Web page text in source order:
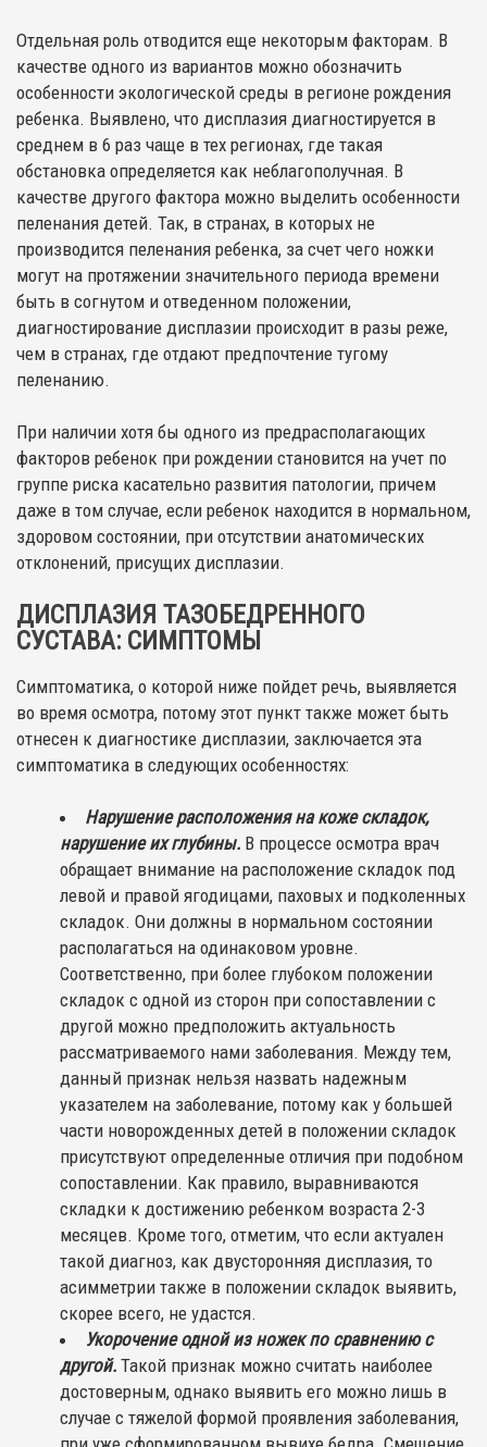
Отдельная роль отводится еще некоторым факторам. В
качестве одного из вариантов можно обозначить
особенности экологической среды в регионе рождения
ребенка. Выявлено, что дисплазия диагностируется в
среднем в 6 раз чаще в тех регионах, где такая
обстановка определяется как неблагополучная. В
качестве другого фактора можно выделить особенности
пеленания детей. Так, в странах, в которых не
производится пеленания ребенка, за счет чего ножки
могут на протяжении значительного периода времени
быть в согнутом и отведенном положении,
диагностирование дисплазии происходит в разы реже,
чем в странах, где отдают предпочтение тугому
пеленанию.
При наличии хотя бы одного из предрасполагающих
факторов ребенок при рождении становится на учет по
группе риска касательно развития патологии, причем
даже в том случае, если ребенок находится в нормальном,
здоровом состоянии, при отсутствии анатомических
отклонений, присущих дисплазии.
ДИСПЛАЗИЯ ТАЗОБЕДРЕННОГО
СУСТАВА: СИМПТОМЫ
Симптоматика, о которой ниже пойдет речь, выявляется
во время осмотра, потому этот пункт также может быть
отнесен к диагностике дисплазии, заключается эта
симптоматика в следующих особенностях:
Нарушение расположения на коже складок,
нарушение их глубины. В процессе осмотра врач
обращает внимание на расположение складок под
левой и правой ягодицами, паховых и подколенных
складок. Они должны в нормальном состоянии
располагаться на одинаковом уровне.
Соответственно, при более глубоком положении
складок с одной из сторон при сопоставлении с
другой можно предположить актуальность
рассматриваемого нами заболевания. Между тем,
данный признак нельзя назвать надежным
указателем на заболевание, потому как у большей
части новорожденных детей в положении складок
присутствуют определенные отличия при подобном
сопоставлении. Как правило, выравниваются
складки к достижению ребенком возраста 2-3
месяцев. Кроме того, отметим, что если актуален
такой диагноз, как двусторонняя дисплазия, то
асимметрии также в положении складок выявить,
скорее всего, не удастся.
Укорочение одной из ножек по сравнению с
другой. Такой признак можно считать наиболее
достоверным, однако выявить его можно лишь в
случае с тяжелой формой проявления заболевания,